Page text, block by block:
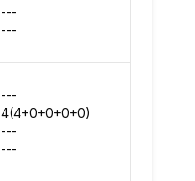
---
---
---
4(4+0+0+0+0)
---
---